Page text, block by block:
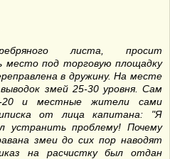
листа, просит
место под торговую площадку
в дружину. На месте
змей 25-30 уровня. Сам
20 и местные жители сами
от лица капитана: "Я
устранить проблему! Почему
змеи до сих пор наводят
на расчистку был отдан